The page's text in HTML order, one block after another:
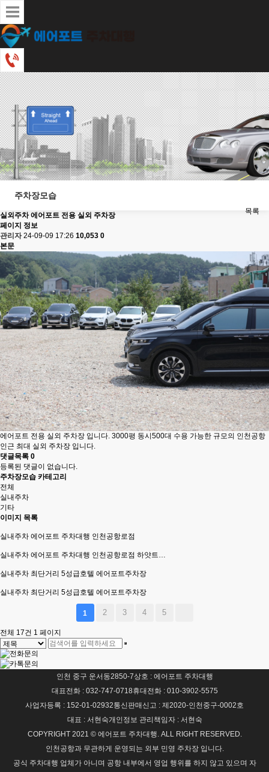
주차장모습
목록
실외주차 에어포트 전용 실외 주차장
페이지 정보
관리자 24-09-09 17:26 10,053 0
본문
에어포트 전용 실외 주차장 입니다. 3000평 동시500대 수용 가능한 규모의 인천공항
인근 최대 실외 주차장 입니다.
댓글목록 0
등록된 댓글이 없습니다.
주차장모습 카테고리
전체
실내주차
기타
이미지 목록
실내주차 에어포트 주차대행 인천공항로점
실내주차 에어포트 주차대행 인천공항로점 하얏트…
실내주차 최단거리 5성급호텔 에어포트주차장
실내주차 최단거리 5성급호텔 에어포트주차장
1 2 3 4 5
전체 17건 1 페이지
인천 중구 운서동2850-7상호 : 에어포트 주차대행
대표전화 : 032-747-0718휴대전화 : 010-3902-5575
사업자등록 : 152-01-02932통신판매신고 : 제2020-인천중구-0002호
대표 : 서현숙개인정보 관리책임자 : 서현숙
COPYRIGHT 2021 © 에어포트 주차대행. ALL RIGHT RESERVED.
인천공항과 무관하게 운영되는 외부 민영 주차장 입니다.
공식 주차대행 업체가 아니며 공항 내부에서 영업 행위를 하지 않고 있으며 자